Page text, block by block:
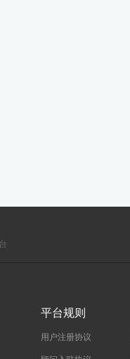
平台规则
用户注册协议